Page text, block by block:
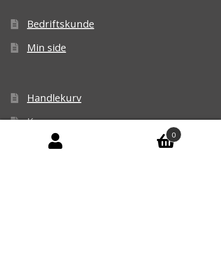
Bedriftskunde
Min side
Handlekurv
Kasse
Handelsbetingelser
0